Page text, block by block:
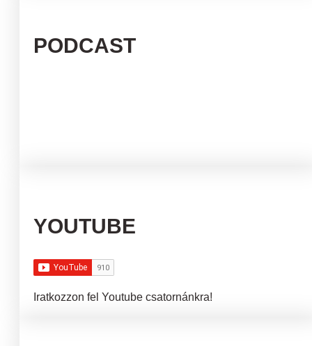
PODCAST
YOUTUBE
Iratkozzon fel Youtube csatornánkra!